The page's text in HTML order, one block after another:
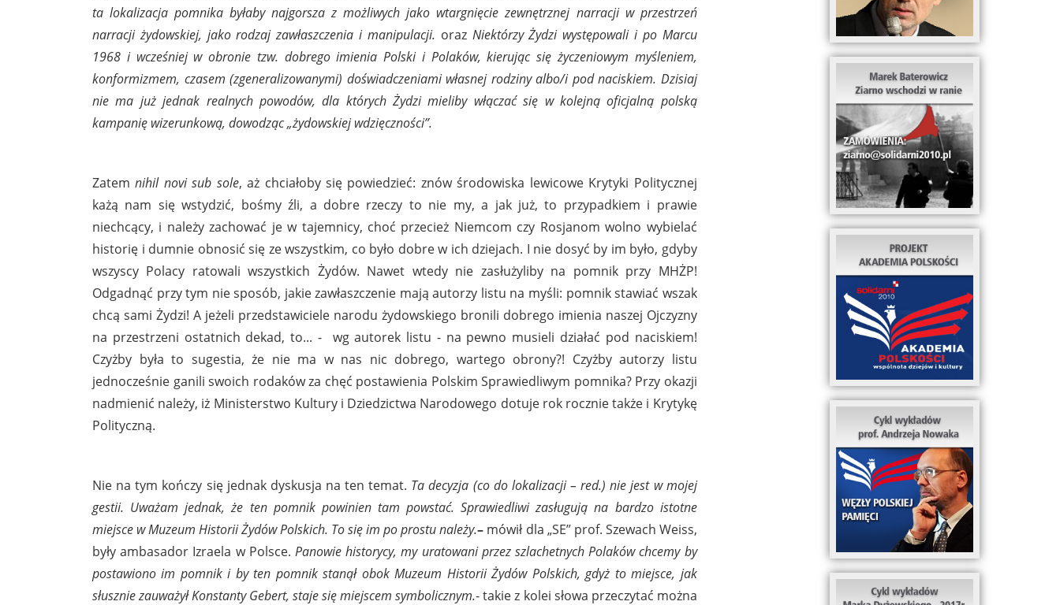
ta lokalizacja pomnika byłaby najgorsza z możliwych jako wtargnięcie zewnętrznej narracji w przestrzeń
narracji żydowskiej, jako rodzaj zawłaszczenia i manipulacji. oraz Niektórzy Żydzi występowali i po Marcu
1968 i wcześniej w obronie tzw. dobrego imienia Polski i Polaków, kierując się życzeniowym myśleniem,
konformizmem, czasem (zgeneralizowanymi) doświadczeniami własnej rodziny albo/i pod naciskiem. Dzisiaj
nie ma już jednak realnych powodów, dla których Żydzi mieliby włączać się w kolejną oficjalną polską
kampanię wizerunkową, dowodząc „żydowskiej wdzięczności”.
Zatemnihil novi sub sole, aż chciałoby się powiedzieć: znów środowiska lewicowe Krytyki Politycznej
każą nam się wstydzić, bośmy źli, a dobre rzeczy to nie my, a jak już, to przypadkiem i prawie
niechcący, i należy zachować je w tajemnicy, choć przecież Niemcom czy Rosjanom wolno wybielać
historię i dumnie obnosić się ze wszystkim, co było dobre w ich dziejach. I nie dosyć by im było, gdyby
wszyscy Polacy ratowali wszystkich Żydów. Nawet wtedy nie zasłużyliby na pomnik przy MHŻP!
Odgadnąć przy tym nie sposób, jakie zawłaszczenie mają autorzy listu na myśli: pomnik stawiać wszak
chcą sami Żydzi! A jeżeli przedstawiciele narodu żydowskiego bronili dobrego imienia naszej Ojczyzny
na przestrzeni ostatnich dekad, to... - wg autorek listu - na pewno musieli działać pod naciskiem!
Czyżby była to sugestia, że nie ma w nas nic dobrego, wartego obrony?! Czyżby autorzy listu
jednocześnie ganili swoich rodaków za chęć postawienia Polskim Sprawiedliwym pomnika? Przy okazji
nadmienić należy, iż Ministerstwo Kultury i Dziedzictwa Narodowego dotuje rok rocznie także i Krytykę
Polityczną.
Nie na tym kończy się jednak dyskusja na ten temat. Ta decyzja (co do lokalizacji – red.) nie jest w mojej
gestii. Uważam jednak, że ten pomnik powinien tam powstać. Sprawiedliwi zasługują na bardzo istotne
miejsce w Muzeum Historii Żydów Polskich. To się im po prostu należy.– mówił dla „SE” prof. Szewach Weiss,
były ambasador Izraela w Polsce.Panowie historycy, my uratowani przez szlachetnych Polaków chcemy by
postawiono im pomnik i by ten pomnik stanął obok Muzeum Historii Żydów Polskich, gdyż to miejsce, jak
słusznie zauważył Konstanty Gebert, staje się miejscem symbolicznym.- takie z kolei słowa przeczytać można